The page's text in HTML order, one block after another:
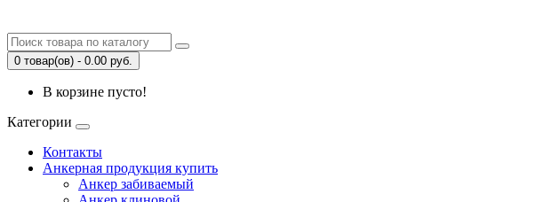
0 товар(ов) - 0.00 руб.
В корзине пусто!
Категории
Контакты
Анкерная продукция купить
Анкер забиваемый